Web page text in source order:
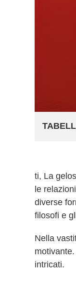
ti, La
le
diverse
filosofi e
Nella
intricati.